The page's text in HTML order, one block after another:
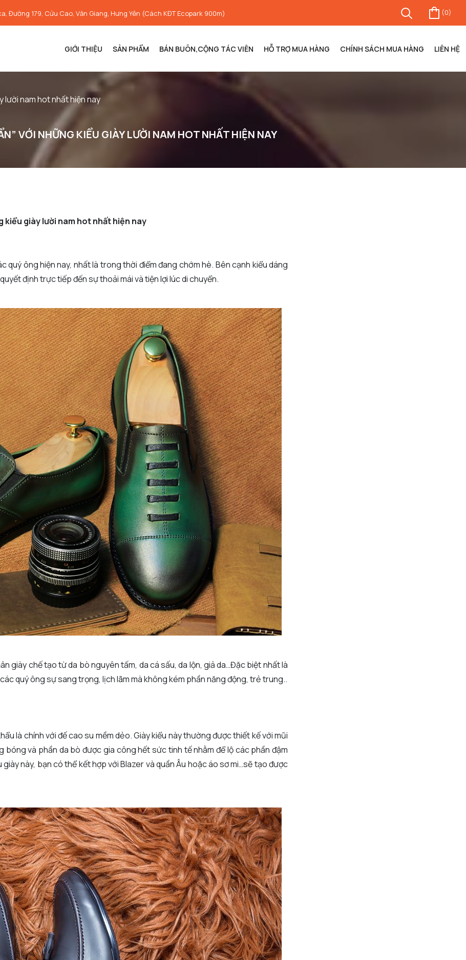
Đường 179, Cửu Cao, Văn Giang, Hưng Yên (Cách KĐT Ecopark 900m) (0)
GIỚI THIỆU SẢN PHẨM BÁN BUÔN,CỘNG TÁC VIÊN HỖ TRỢ MUA HÀNG CHÍNH SÁCH MUA HÀNG LIÊN HỆ
lười nam hot nhất hiện nay
VỚI NHỮNG KIỂU GIÀY LƯỜI NAM HOT NHẤT HIỆN NAY
kiểu giày lười nam hot nhất hiện nay
quý ông hiện nay, nhất là trong thời điểm đang chớm hè. Bên cạnh kiểu dáng
định trực tiếp đến sự thoải mái và tiện lợi lúc di chuyển.
giày chế tạo từ da bò nguyên tấm, da cá sấu, da lộn, giả da…Đặc biệt nhất là
quý ông sự sang trọng, lịch lãm mà không kém phần năng động, trẻ trung..
là chính với đế cao su mềm dẻo. Giày kiểu này thường được thiết kế với mũi
và phần da bò được gia công hết sức tinh tế nhằm để lộ các phần đậm
này, bạn có thể kết hợp với Blazer và quần Âu hoặc áo sơ mi…sẽ tạo được